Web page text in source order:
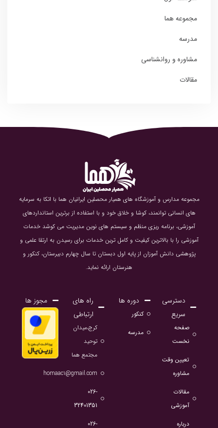
مجموعه هما
مدرسه
مشاوره و روانشناسی
مقالات
مجموعه مدارس و آموزشگاه های همیار محصلین ایرانیان هما با اتکا به سرمایه
های انسانی توانمند، کوشا و خلاق خود و با استفاده از برترین استانداردهای
آموزشی، برنامه ریزی منظم و سیستم های نوین مدیریت می کوشد خدمات
آموزشی را با بالاترین کیفیت و کامل ترین خدمات برای رسیدن به ارتقا علمی و
پژوهشی دانش آموزان از پایه اول دبستان تا سال چهارم دبیرستان، کنکور و
هنرستان ارائه نماید.
دسترسی
سریع
صفحه
نخست
تعیین وقت
مشاوره
مقالات
آموزشی
درباره
دوره ها
کنکور
مدرسه
راه های
ارتباطی
کرج،میدان
توحید
مجتمع هما
homaac1@gmail.com
026-
32401351
026-
مجوز ها